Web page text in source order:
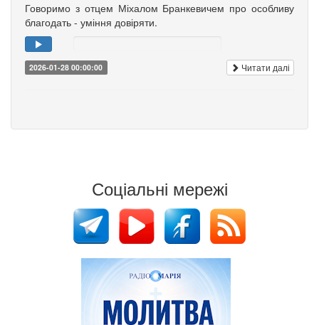
Говоримо з отцем Міхалом Бранкевичем про особливу
благодать - уміння довіряти.
2026-01-28 00:00:00 Читати далі
Соціальні мережі